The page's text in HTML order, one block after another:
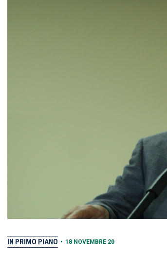
IN PRIMO PIANO • 18 NOVEMBRE 20